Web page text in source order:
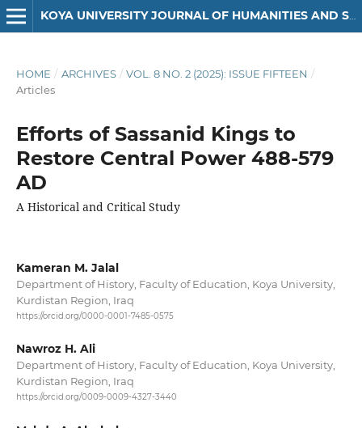
KOYA UNIVERSITY JOURNAL OF HUMANITIES AND SOCIAL SCIENCES
HOME / ARCHIVES / VOL. 8 NO. 2 (2025): ISSUE FIFTEEN /
Articles
Efforts of Sassanid Kings to
Restore Central Power 488-579
AD
A Historical and Critical Study
Kameran M. Jalal
Department of History, Faculty of Education, Koya University,
Kurdistan Region, Iraq
https://orcid.org/0000-0001-7485-0575
Nawroz H. Ali
Department of History, Faculty of Education, Koya University,
Kurdistan Region, Iraq
https://orcid.org/0009-0009-4327-3440